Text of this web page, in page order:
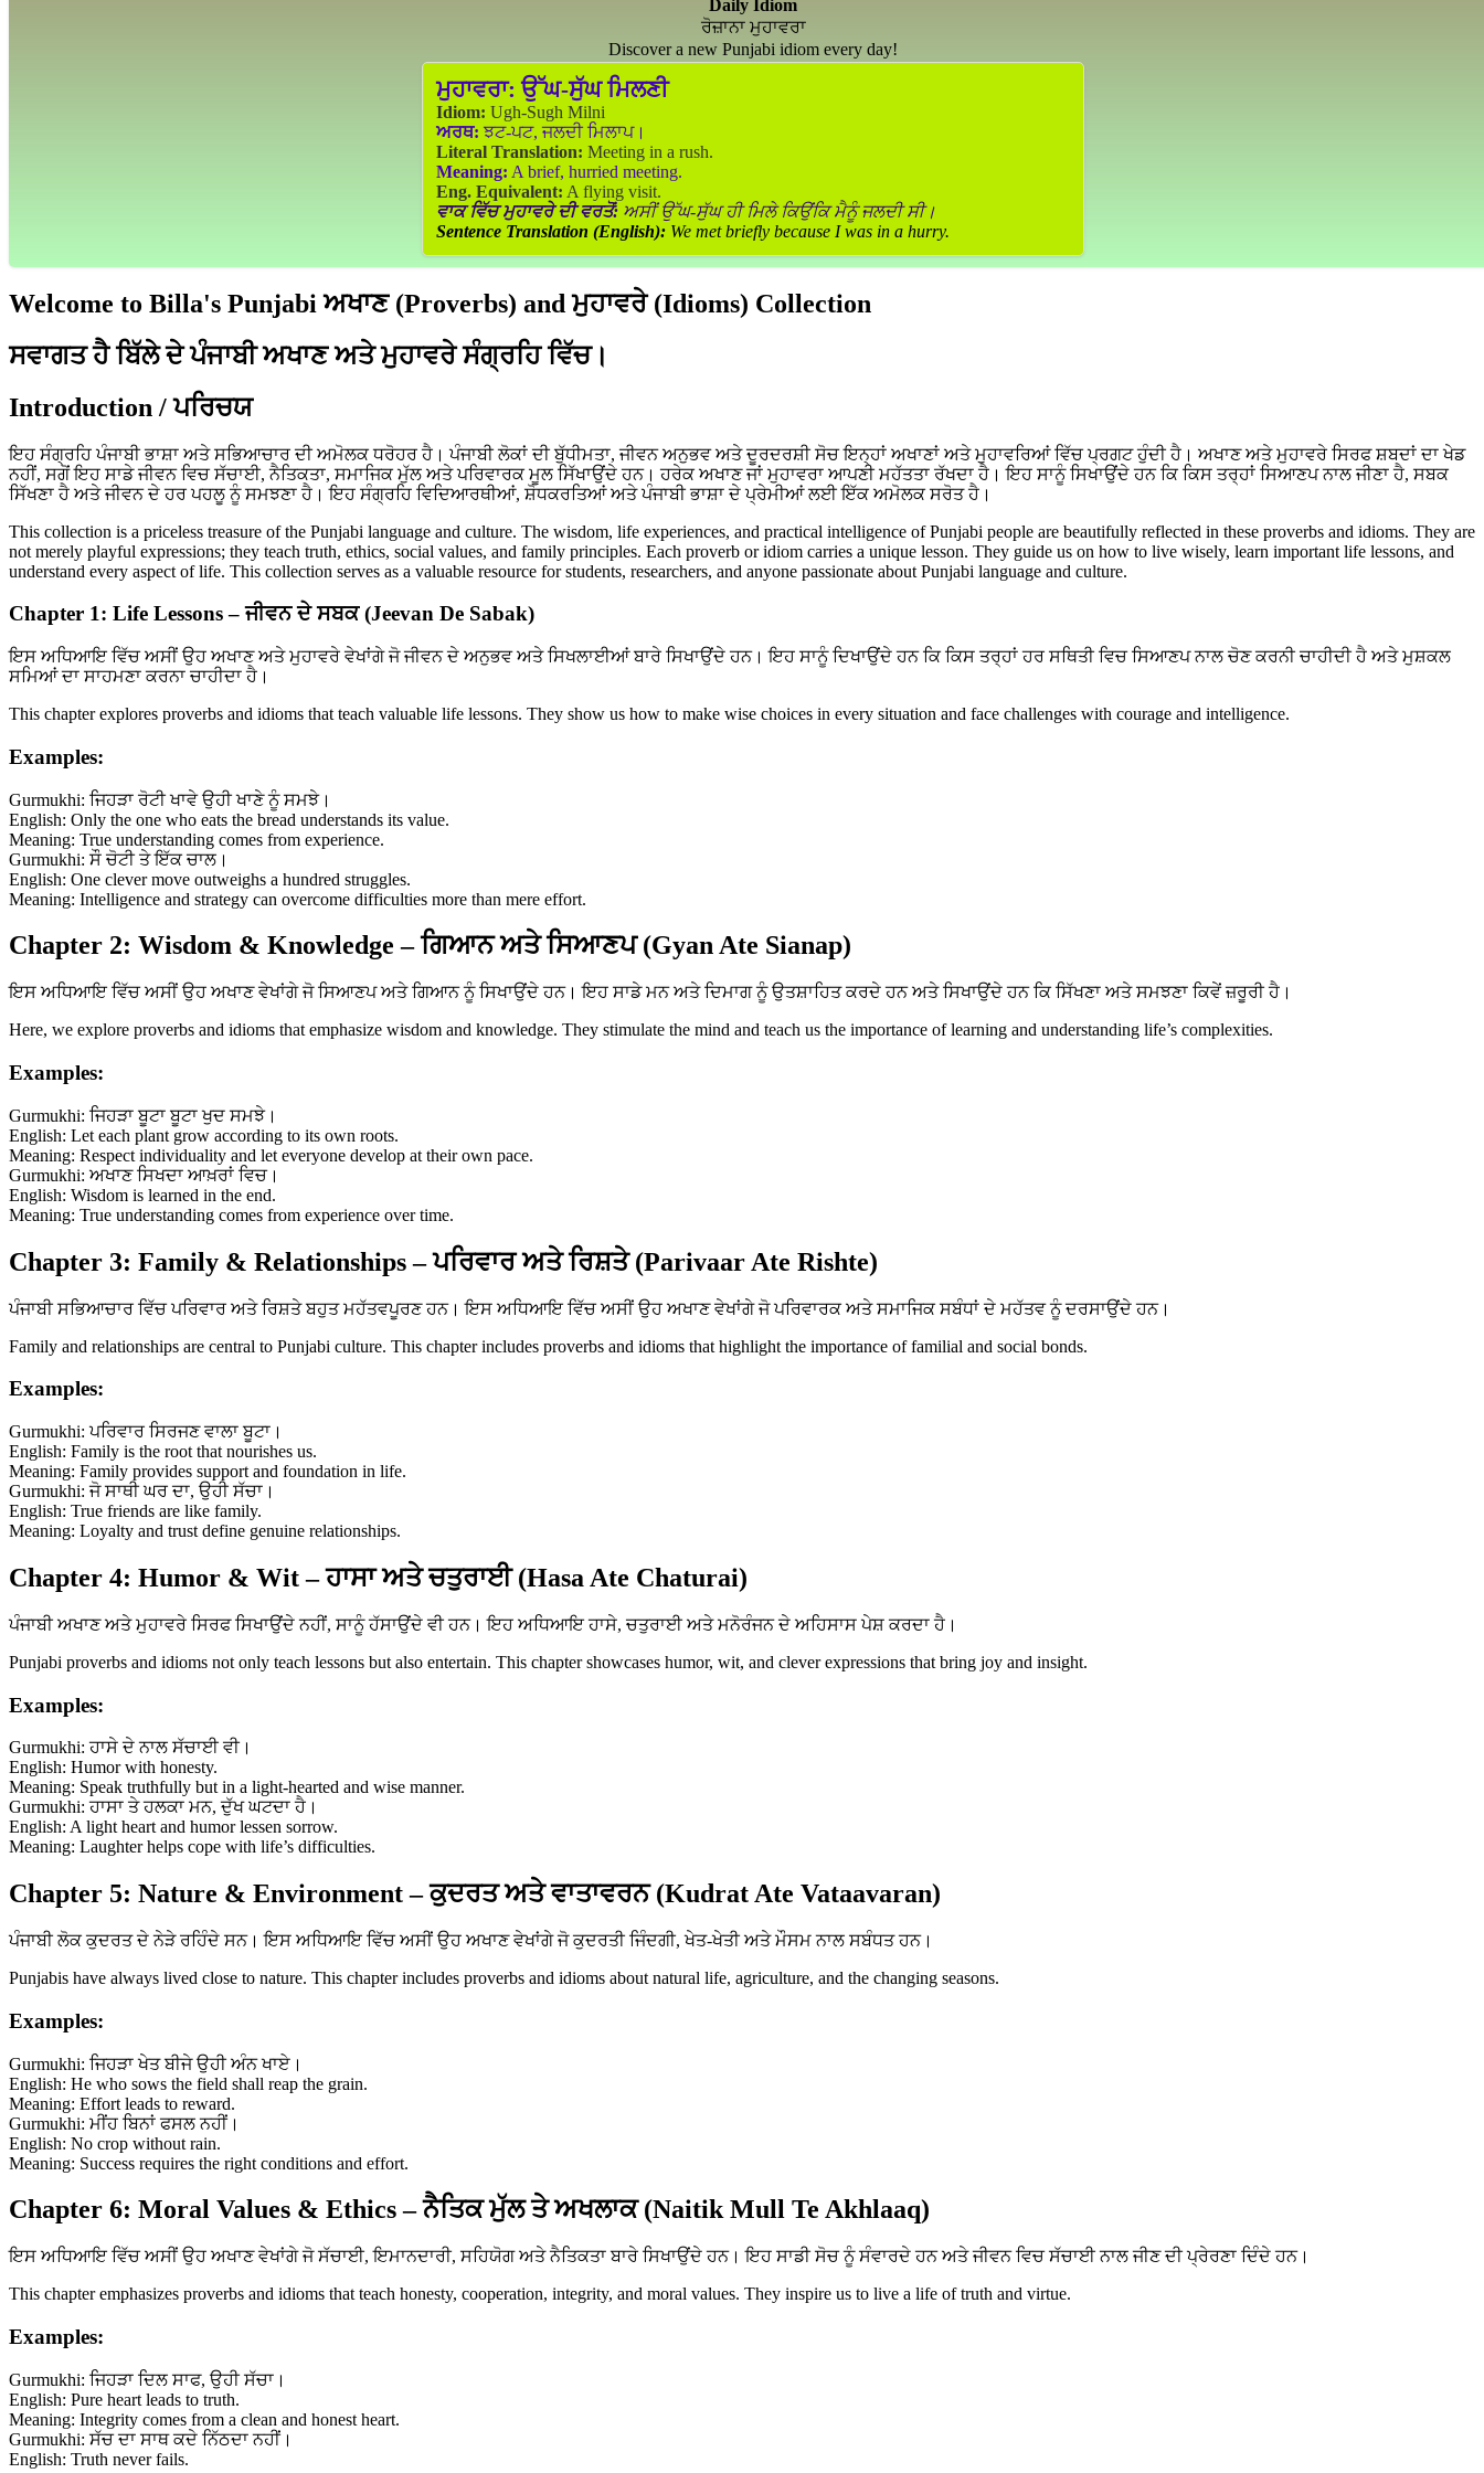
Daily Idiom
ਰੋਜ਼ਾਨਾ ਮੁਹਾਵਰਾ
Discover a new Punjabi idiom every day!
ਮੁਹਾਵਰਾ: ਉੱਘ-ਸੁੱਘ ਮਿਲਣੀ
Idiom: Ugh-Sugh Milni
ਅਰਥ: ਝਟ-ਪਟ, ਜਲਦੀ ਮਿਲਾਪ।
Literal Translation: Meeting in a rush.
Meaning: A brief, hurried meeting.
Eng. Equivalent: A flying visit.
ਵਾਕ ਵਿੱਚ ਮੁਹਾਵਰੇ ਦੀ ਵਰਤੋਂ: ਅਸੀਂ ਉੱਘ-ਸੁੱਘ ਹੀ ਮਿਲੇ ਕਿਉਂਕਿ ਮੈਨੂੰ ਜਲਦੀ ਸੀ।
Sentence Translation (English): We met briefly because I was in a hurry.
Welcome to Billa's Punjabi ਅਖਾਣ (Proverbs) and ਮੁਹਾਵਰੇ (Idioms) Collection
ਸਵਾਗਤ ਹੈ ਬਿੱਲੇ ਦੇ ਪੰਜਾਬੀ ਅਖਾਣ ਅਤੇ ਮੁਹਾਵਰੇ ਸੰਗ੍ਰਹਿ ਵਿੱਚ।
Introduction / ਪਰਿਚਯ
ਇਹ ਸੰਗ੍ਰਹਿ ਪੰਜਾਬੀ ਭਾਸ਼ਾ ਅਤੇ ਸਭਿਆਚਾਰ ਦੀ ਅਮੋਲਕ ਧਰੋਹਰ ਹੈ। ਪੰਜਾਬੀ ਲੋਕਾਂ ਦੀ ਬੁੱਧੀਮਤਾ, ਜੀਵਨ ਅਨੁਭਵ ਅਤੇ ਦੂਰਦਰਸ਼ੀ ਸੋਚ ਇਨ੍ਹਾਂ ਅਖਾਣਾਂ ਅਤੇ ਮੁਹਾਵਰਿਆਂ ਵਿੱਚ ਪ੍ਰਗਟ ਹੁੰਦੀ ਹੈ। ਅਖਾਣ ਅਤੇ ਮੁਹਾਵਰੇ ਸਿਰਫ ਸ਼ਬਦਾਂ ਦਾ ਖੇਡ
ਨਹੀਂ, ਸਗੋਂ ਇਹ ਸਾਡੇ ਜੀਵਨ ਵਿਚ ਸੱਚਾਈ, ਨੈਤਿਕਤਾ, ਸਮਾਜਿਕ ਮੁੱਲ ਅਤੇ ਪਰਿਵਾਰਕ ਮੂਲ ਸਿੱਖਾਉਂਦੇ ਹਨ। ਹਰੇਕ ਅਖਾਣ ਜਾਂ ਮੁਹਾਵਰਾ ਆਪਣੀ ਮਹੱਤਤਾ ਰੱਖਦਾ ਹੈ। ਇਹ ਸਾਨੂੰ ਸਿਖਾਉਂਦੇ ਹਨ ਕਿ ਕਿਸ ਤਰ੍ਹਾਂ ਸਿਆਣਪ ਨਾਲ ਜੀਣਾ ਹੈ, ਸਬਕ
ਸਿੱਖਣਾ ਹੈ ਅਤੇ ਜੀਵਨ ਦੇ ਹਰ ਪਹਲੂ ਨੂੰ ਸਮਝਣਾ ਹੈ। ਇਹ ਸੰਗ੍ਰਹਿ ਵਿਦਿਆਰਥੀਆਂ, ਸ਼ੋਧਕਰਤਿਆਂ ਅਤੇ ਪੰਜਾਬੀ ਭਾਸ਼ਾ ਦੇ ਪ੍ਰੇਮੀਆਂ ਲਈ ਇੱਕ ਅਮੋਲਕ ਸਰੋਤ ਹੈ।
This collection is a priceless treasure of the Punjabi language and culture. The wisdom, life experiences, and practical intelligence of Punjabi people are beautifully reflected in these proverbs and idioms. They are
not merely playful expressions; they teach truth, ethics, social values, and family principles. Each proverb or idiom carries a unique lesson. They guide us on how to live wisely, learn important life lessons, and
understand every aspect of life. This collection serves as a valuable resource for students, researchers, and anyone passionate about Punjabi language and culture.
Chapter 1: Life Lessons – ਜੀਵਨ ਦੇ ਸਬਕ (Jeevan De Sabak)
ਇਸ ਅਧਿਆਇ ਵਿੱਚ ਅਸੀਂ ਉਹ ਅਖਾਣ ਅਤੇ ਮੁਹਾਵਰੇ ਵੇਖਾਂਗੇ ਜੋ ਜੀਵਨ ਦੇ ਅਨੁਭਵ ਅਤੇ ਸਿਖਲਾਈਆਂ ਬਾਰੇ ਸਿਖਾਉਂਦੇ ਹਨ। ਇਹ ਸਾਨੂੰ ਦਿਖਾਉਂਦੇ ਹਨ ਕਿ ਕਿਸ ਤਰ੍ਹਾਂ ਹਰ ਸਥਿਤੀ ਵਿਚ ਸਿਆਣਪ ਨਾਲ ਚੋਣ ਕਰਨੀ ਚਾਹੀਦੀ ਹੈ ਅਤੇ ਮੁਸ਼ਕਲ
ਸਮਿਆਂ ਦਾ ਸਾਹਮਣਾ ਕਰਨਾ ਚਾਹੀਦਾ ਹੈ।
This chapter explores proverbs and idioms that teach valuable life lessons. They show us how to make wise choices in every situation and face challenges with courage and intelligence.
Examples:
Gurmukhi: ਜਿਹੜਾ ਰੋਟੀ ਖਾਵੇ ਉਹੀ ਖਾਣੇ ਨੂੰ ਸਮਝੇ।
English: Only the one who eats the bread understands its value.
Meaning: True understanding comes from experience.
Gurmukhi: ਸੌ ਚੋਟੀ ਤੇ ਇੱਕ ਚਾਲ।
English: One clever move outweighs a hundred struggles.
Meaning: Intelligence and strategy can overcome difficulties more than mere effort.
Chapter 2: Wisdom & Knowledge – ਗਿਆਨ ਅਤੇ ਸਿਆਣਪ (Gyan Ate Sianap)
ਇਸ ਅਧਿਆਇ ਵਿੱਚ ਅਸੀਂ ਉਹ ਅਖਾਣ ਵੇਖਾਂਗੇ ਜੋ ਸਿਆਣਪ ਅਤੇ ਗਿਆਨ ਨੂੰ ਸਿਖਾਉਂਦੇ ਹਨ। ਇਹ ਸਾਡੇ ਮਨ ਅਤੇ ਦਿਮਾਗ ਨੂੰ ਉਤਸ਼ਾਹਿਤ ਕਰਦੇ ਹਨ ਅਤੇ ਸਿਖਾਉਂਦੇ ਹਨ ਕਿ ਸਿੱਖਣਾ ਅਤੇ ਸਮਝਣਾ ਕਿਵੇਂ ਜ਼ਰੂਰੀ ਹੈ।
Here, we explore proverbs and idioms that emphasize wisdom and knowledge. They stimulate the mind and teach us the importance of learning and understanding life’s complexities.
Examples:
Gurmukhi: ਜਿਹੜਾ ਬੂਟਾ ਬੂਟਾ ਖੁਦ ਸਮਝੇ।
English: Let each plant grow according to its own roots.
Meaning: Respect individuality and let everyone develop at their own pace.
Gurmukhi: ਅਖਾਣ ਸਿਖਦਾ ਆਖ਼ਰਾਂ ਵਿਚ।
English: Wisdom is learned in the end.
Meaning: True understanding comes from experience over time.
Chapter 3: Family & Relationships – ਪਰਿਵਾਰ ਅਤੇ ਰਿਸ਼ਤੇ (Parivaar Ate Rishte)
ਪੰਜਾਬੀ ਸਭਿਆਚਾਰ ਵਿੱਚ ਪਰਿਵਾਰ ਅਤੇ ਰਿਸ਼ਤੇ ਬਹੁਤ ਮਹੱਤਵਪੂਰਣ ਹਨ। ਇਸ ਅਧਿਆਇ ਵਿੱਚ ਅਸੀਂ ਉਹ ਅਖਾਣ ਵੇਖਾਂਗੇ ਜੋ ਪਰਿਵਾਰਕ ਅਤੇ ਸਮਾਜਿਕ ਸਬੰਧਾਂ ਦੇ ਮਹੱਤਵ ਨੂੰ ਦਰਸਾਉਂਦੇ ਹਨ।
Family and relationships are central to Punjabi culture. This chapter includes proverbs and idioms that highlight the importance of familial and social bonds.
Examples:
Gurmukhi: ਪਰਿਵਾਰ ਸਿਰਜਣ ਵਾਲਾ ਬੂਟਾ।
English: Family is the root that nourishes us.
Meaning: Family provides support and foundation in life.
Gurmukhi: ਜੋ ਸਾਥੀ ਘਰ ਦਾ, ਉਹੀ ਸੱਚਾ।
English: True friends are like family.
Meaning: Loyalty and trust define genuine relationships.
Chapter 4: Humor & Wit – ਹਾਸਾ ਅਤੇ ਚਤੁਰਾਈ (Hasa Ate Chaturai)
ਪੰਜਾਬੀ ਅਖਾਣ ਅਤੇ ਮੁਹਾਵਰੇ ਸਿਰਫ ਸਿਖਾਉਂਦੇ ਨਹੀਂ, ਸਾਨੂੰ ਹੱਸਾਉਂਦੇ ਵੀ ਹਨ। ਇਹ ਅਧਿਆਇ ਹਾਸੇ, ਚਤੁਰਾਈ ਅਤੇ ਮਨੋਰੰਜਨ ਦੇ ਅਹਿਸਾਸ ਪੇਸ਼ ਕਰਦਾ ਹੈ।
Punjabi proverbs and idioms not only teach lessons but also entertain. This chapter showcases humor, wit, and clever expressions that bring joy and insight.
Examples:
Gurmukhi: ਹਾਸੇ ਦੇ ਨਾਲ ਸੱਚਾਈ ਵੀ।
English: Humor with honesty.
Meaning: Speak truthfully but in a light-hearted and wise manner.
Gurmukhi: ਹਾਸਾ ਤੇ ਹਲਕਾ ਮਨ, ਦੁੱਖ ਘਟਦਾ ਹੈ।
English: A light heart and humor lessen sorrow.
Meaning: Laughter helps cope with life’s difficulties.
Chapter 5: Nature & Environment – ਕੁਦਰਤ ਅਤੇ ਵਾਤਾਵਰਨ (Kudrat Ate Vataavaran)
ਪੰਜਾਬੀ ਲੋਕ ਕੁਦਰਤ ਦੇ ਨੇੜੇ ਰਹਿੰਦੇ ਸਨ। ਇਸ ਅਧਿਆਇ ਵਿੱਚ ਅਸੀਂ ਉਹ ਅਖਾਣ ਵੇਖਾਂਗੇ ਜੋ ਕੁਦਰਤੀ ਜਿੰਦਗੀ, ਖੇਤ-ਖੇਤੀ ਅਤੇ ਮੌਸਮ ਨਾਲ ਸਬੰਧਤ ਹਨ।
Punjabis have always lived close to nature. This chapter includes proverbs and idioms about natural life, agriculture, and the changing seasons.
Examples:
Gurmukhi: ਜਿਹੜਾ ਖੇਤ ਬੀਜੇ ਉਹੀ ਅੰਨ ਖਾਏ।
English: He who sows the field shall reap the grain.
Meaning: Effort leads to reward.
Gurmukhi: ਮੀਂਹ ਬਿਨਾਂ ਫਸਲ ਨਹੀਂ।
English: No crop without rain.
Meaning: Success requires the right conditions and effort.
Chapter 6: Moral Values & Ethics – ਨੈਤਿਕ ਮੁੱਲ ਤੇ ਅਖਲਾਕ (Naitik Mull Te Akhlaaq)
ਇਸ ਅਧਿਆਇ ਵਿੱਚ ਅਸੀਂ ਉਹ ਅਖਾਣ ਵੇਖਾਂਗੇ ਜੋ ਸੱਚਾਈ, ਇਮਾਨਦਾਰੀ, ਸਹਿਯੋਗ ਅਤੇ ਨੈਤਿਕਤਾ ਬਾਰੇ ਸਿਖਾਉਂਦੇ ਹਨ। ਇਹ ਸਾਡੀ ਸੋਚ ਨੂੰ ਸੰਵਾਰਦੇ ਹਨ ਅਤੇ ਜੀਵਨ ਵਿਚ ਸੱਚਾਈ ਨਾਲ ਜੀਣ ਦੀ ਪ੍ਰੇਰਣਾ ਦਿੰਦੇ ਹਨ।
This chapter emphasizes proverbs and idioms that teach honesty, cooperation, integrity, and moral values. They inspire us to live a life of truth and virtue.
Examples:
Gurmukhi: ਜਿਹੜਾ ਦਿਲ ਸਾਫ, ਉਹੀ ਸੱਚਾ।
English: Pure heart leads to truth.
Meaning: Integrity comes from a clean and honest heart.
Gurmukhi: ਸੱਚ ਦਾ ਸਾਥ ਕਦੇ ਨਿੱਠਦਾ ਨਹੀਂ।
English: Truth never fails.